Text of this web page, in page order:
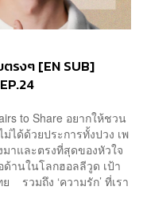
รงๆ [EN SUB]
to Share อยากให้ชวน
ด้ด้วยประการทั้งปวง เพ
าและตรงที่สุดของหัวใจ
านในโลกฮอลลีวูด เป้า
รวมถึง ‘ความรัก’ ที่เรา